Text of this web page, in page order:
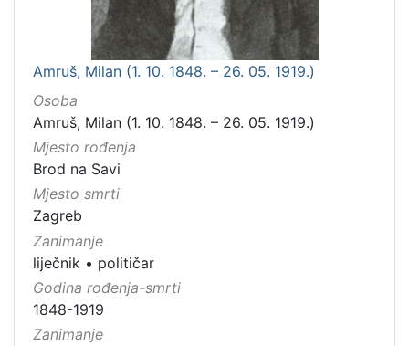
Amruš, Milan (1. 10. 1848. – 26. 05. 1919.)
Osoba
Amruš, Milan (1. 10. 1848. – 26. 05. 1919.)
Mjesto rođenja
Brod na Savi
Mjesto smrti
Zagreb
Zanimanje
liječnik • političar
Godina rođenja-smrti
1848-1919
Zanimanje